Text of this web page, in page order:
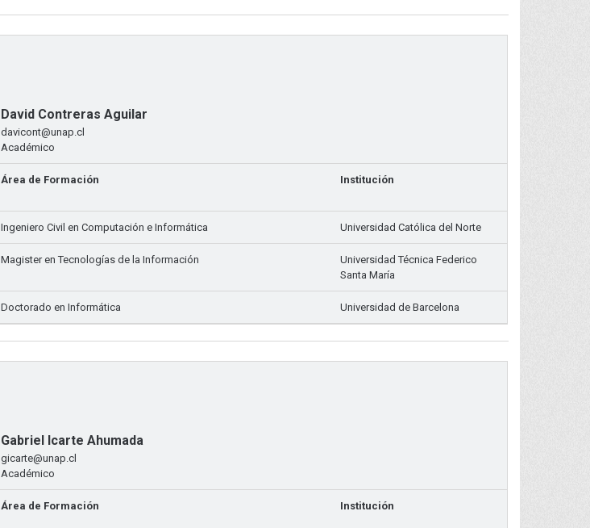
David Contreras Aguilar
davicont@unap.cl
Académico
Área de Formación Institución
Ingeniero Civil en Computación e Informática Universidad Católica del Norte
Magister en Tecnologías de la Información
Universidad Técnica Federico
Santa María
Doctorado en Informática Universidad de Barcelona
Gabriel Icarte Ahumada
gicarte@unap.cl
Académico
Área de Formación Institución